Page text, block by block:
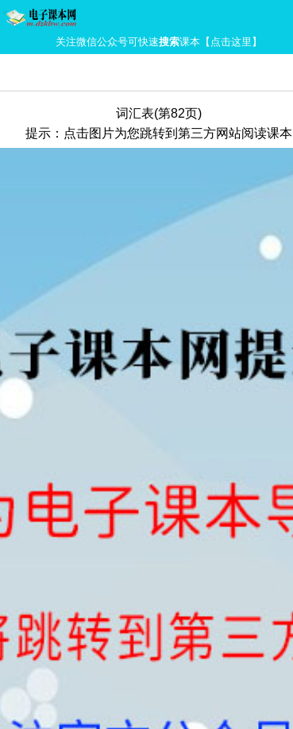
关注微信公众号可快速搜索课本【点击这里】
词汇表(第82页)
提示：点击图片为您跳转到第三方网站阅读课本